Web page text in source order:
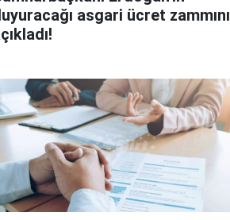
asgari ücret zammını